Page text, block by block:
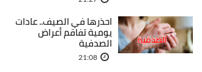
احذرها في الصيف.. عادات
يومية تفاقم أعراض
الصدفية
21:08